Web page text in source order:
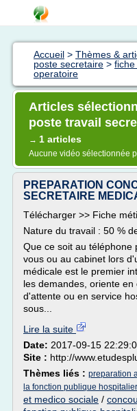
Accueil > Thèmes &
poste secretaire >
operatoire
Articles
poste travail
→ 1 articles
Aucune vidéo sélectionnée
PREPARATION
SECRETAIRE
Télécharger >> Fiche
Nature du travail : 50 %
Que ce soit au téléphone
vous ou au cabinet lors
médicale est le premier
les demandes, oriente
d'attente ou en service
sous...
Lire la suite
Date: 2017-09-15
Site : http://
Thèmes liés : preparation
la fonction publique
et medico sociale /